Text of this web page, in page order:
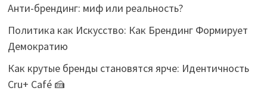
Анти-брендинг: миф или реальность?
Политика как Искусство: Как Брендинг Формирует
Демократию
Как крутые бренды становятся ярче: Идентичность
Cru+ Café 🍰